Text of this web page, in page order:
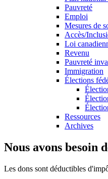
Pauvreté
Emploi
Mesures de
Accès/
Loi
Revenu
Pauvreté
Immigration
Élections
Ressources
Archives
Nous avons besoin
Les dons sont déductibles